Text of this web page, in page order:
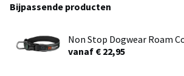
Bijpassende producten
Non Stop Dogwear Roam
vanaf € 22,95